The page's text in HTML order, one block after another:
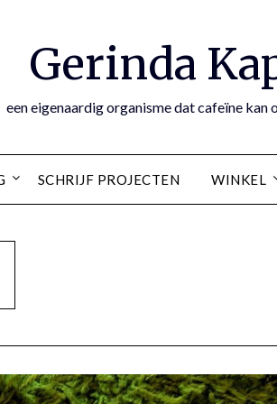
Gerinda
een eigenaardig organisme dat cafeïne kan
SCHRIJF PROJECTEN WINKEL